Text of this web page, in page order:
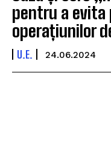
pentru a evita
operațiunilor
U.E. 24.06.2024